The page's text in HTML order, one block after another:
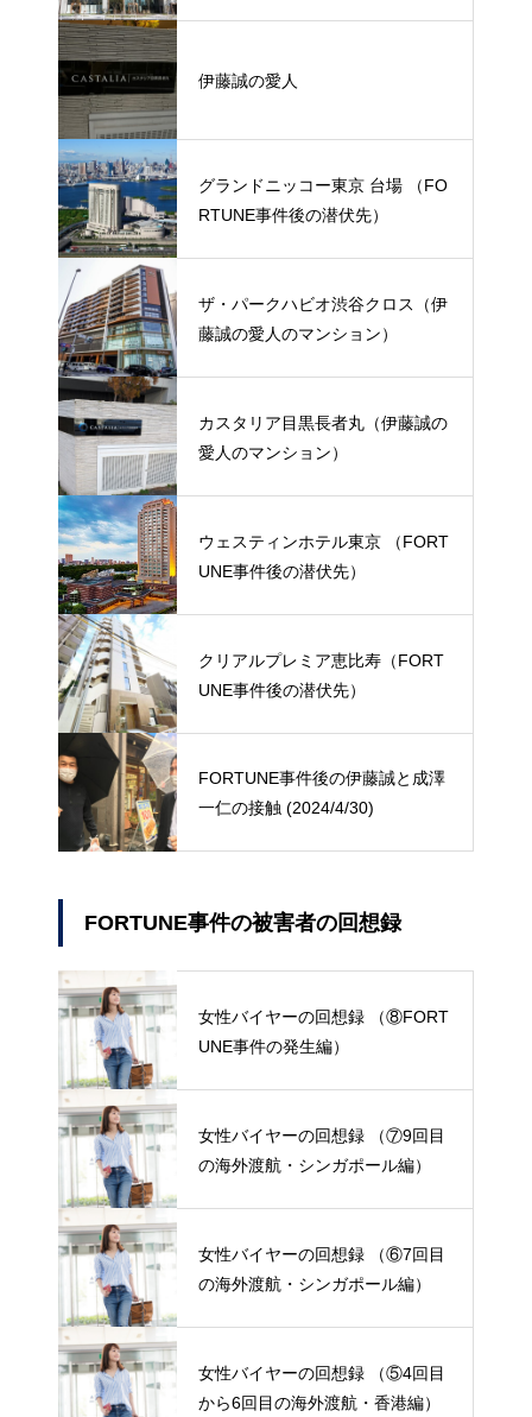
伊藤誠の愛人
グランドニッコー東京 台場 （FO
RTUNE事件後の潜伏先）
ザ・パークハビオ渋谷クロス（伊
藤誠の愛人のマンション）
カスタリア目黒長者丸（伊藤誠の
愛人のマンション）
ウェスティンホテル東京 （FORT
UNE事件後の潜伏先）
クリアルプレミア恵比寿（FORT
UNE事件後の潜伏先）
FORTUNE事件後の伊藤誠と成澤
一仁の接触 (2024/4/30)
FORTUNE事件の被害者の回想録
女性バイヤーの回想録 （⑧FORT
UNE事件の発生編）
女性バイヤーの回想録 （⑦9回目
の海外渡航・シンガポール編）
女性バイヤーの回想録 （⑥7回目
の海外渡航・シンガポール編）
女性バイヤーの回想録 （⑤4回目
から6回目の海外渡航・香港編）